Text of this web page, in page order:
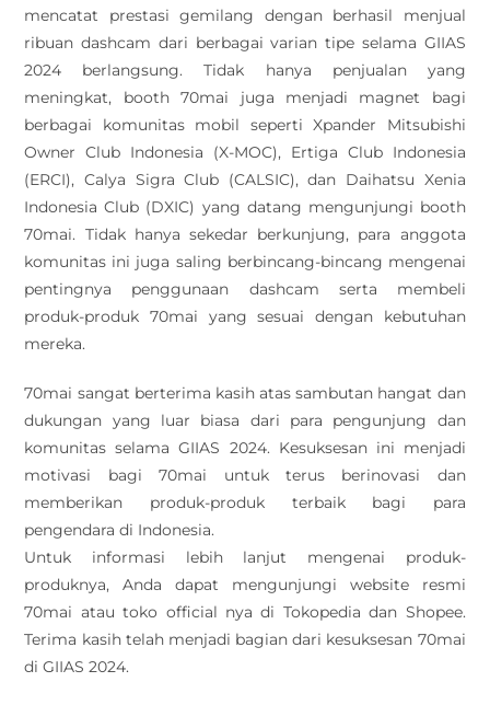
mencatat prestasi gemilang dengan berhasil menjual
ribuan dashcam dari berbagai varian tipe selama GIIAS
2024 berlangsung. Tidak hanya penjualan yang
meningkat, booth 70mai juga menjadi magnet bagi
berbagai komunitas mobil seperti Xpander Mitsubishi
Owner Club Indonesia (X-MOC), Ertiga Club Indonesia
(ERCI), Calya Sigra Club (CALSIC), dan Daihatsu Xenia
Indonesia Club (DXIC) yang datang mengunjungi booth
70mai. Tidak hanya sekedar berkunjung, para anggota
komunitas ini juga saling berbincang-bincang mengenai
pentingnya penggunaan dashcam serta membeli
produk-produk 70mai yang sesuai dengan kebutuhan
mereka.
70mai sangat berterima kasih atas sambutan hangat dan
dukungan yang luar biasa dari para pengunjung dan
komunitas selama GIIAS 2024. Kesuksesan ini menjadi
motivasi bagi 70mai untuk terus berinovasi dan
memberikan produk-produk terbaik bagi para
pengendara di Indonesia.
Untuk informasi lebih lanjut mengenai produk-
produknya, Anda dapat mengunjungi website resmi
70mai atau toko official nya di Tokopedia dan Shopee.
Terima kasih telah menjadi bagian dari kesuksesan 70mai
di GIIAS 2024.